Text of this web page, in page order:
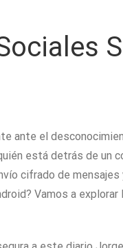
ante el
está detrás de un
cifrado de
Vamos a